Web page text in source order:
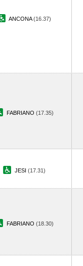
ANCONA(16.37)
FABRIANO (17.35)
JESI (17.31)
FABRIANO (18.30)